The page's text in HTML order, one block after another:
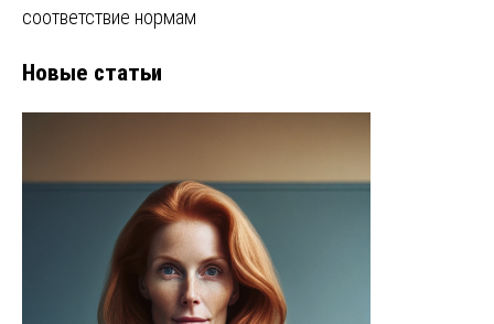
соответствие нормам
Новые статьи